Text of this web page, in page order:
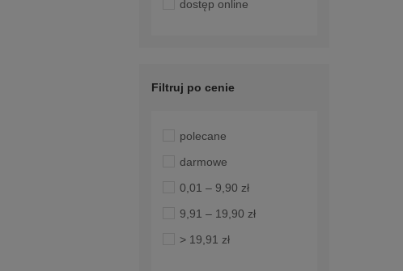
dostęp online
Filtruj po cenie
polecane
darmowe
0,01 – 9,90 zł
9,91 – 19,90 zł
> 19,91 zł